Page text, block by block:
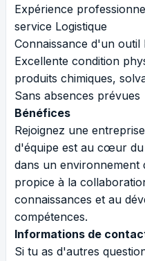
Expérience
service Logistique
Connaissance d'un outil
Excellente condition
produits chimiques,
Sans absences prévues
Bénéfices
Rejoignez une
d'équipe est au cœur
dans un environnement
propice à la
connaissances et au
compétences.
Informations de
Si tu as d'autres